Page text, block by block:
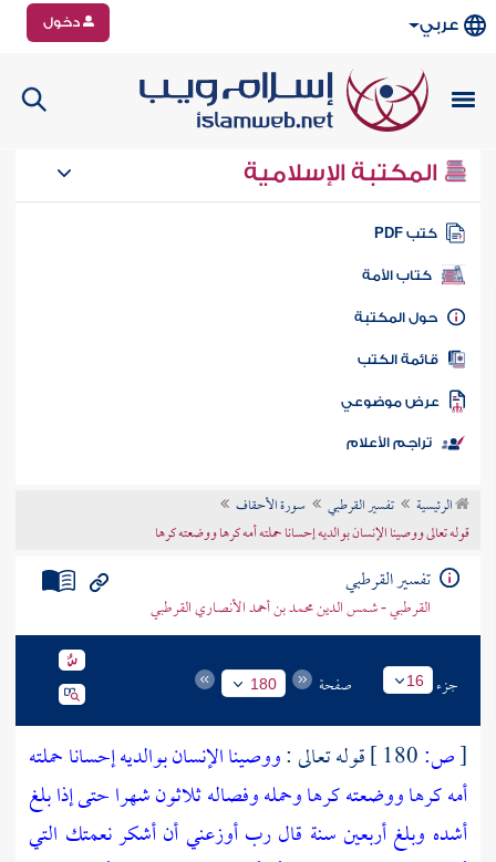
عربي دخول
المكتبة الإسلامية
كتب PDF
كتاب الأمة
المكتبة
الكتب
موضوعي
تراجم الأعلام
الرئيسية تفسير القرطبي
سورة الأحقاف
قوله تعالى ووصينا الإنسان بوالديه إحسانا حملته أمه كرها ووضعته كرها
تفسير القرطبي
القرطبي - شمس الدين محمد بن أحمد الأنصاري القرطبي
جزء 16 صفحة 180
[ص: قوله تعالى :ووصينا الإنسان بوالديه إحسانا حملته
أمه كرها ووضعته كرها وحمله وفصاله ثلاثون شهرا حتى إذا بلغ
أشده وبلغ أربعين سنة قال رب أوزعني أن أشكر نعمتك التي